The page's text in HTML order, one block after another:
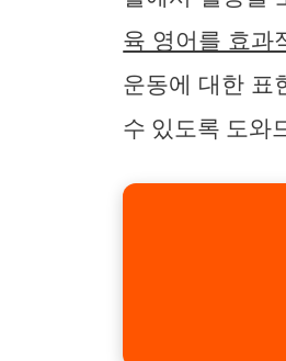
육 영어를 효과
운동에 대한 표
수 있도록 도와